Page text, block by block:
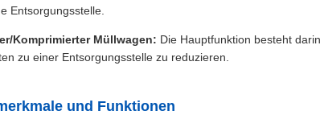
Entsorgungsstelle.
Komprimierter Müllwagen: Die Hauptfunktion besteht
zu einer Entsorgungsstelle zu reduzieren.
und Funktionen